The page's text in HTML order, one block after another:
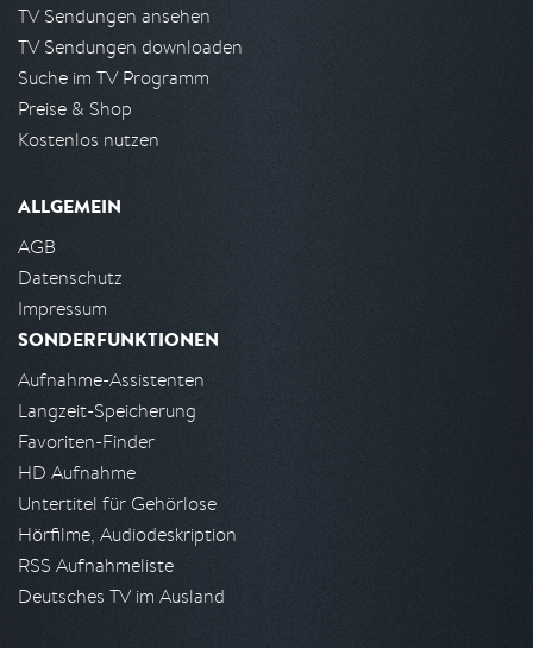
TV Sendungen ansehen
TV Sendungen downloaden
Suche im TV Programm
Preise & Shop
Kostenlos nutzen
ALLGEMEIN
AGB
Datenschutz
Impressum
SONDERFUNKTIONEN
Aufnahme-Assistenten
Langzeit-Speicherung
Favoriten-Finder
HD Aufnahme
Untertitel für Gehörlose
Hörfilme, Audiodeskription
RSS Aufnahmeliste
Deutsches TV im Ausland